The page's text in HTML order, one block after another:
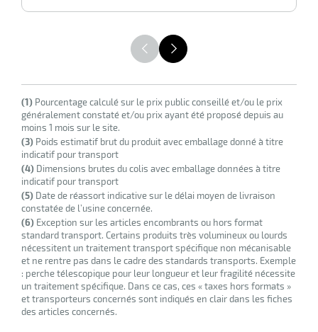
HT
(1) Pourcentage calculé sur le prix public conseillé et/ou le prix
généralement constaté et/ou prix ayant été proposé depuis au
moins 1 mois sur le site.
(3) Poids estimatif brut du produit avec emballage donné à titre
indicatif pour transport
(4) Dimensions brutes du colis avec emballage données à titre
indicatif pour transport
(5) Date de réassort indicative sur le délai moyen de livraison
constatée de l’usine concernée.
(6) Exception sur les articles encombrants ou hors format
standard transport. Certains produits très volumineux ou lourds
nécessitent un traitement transport spécifique non mécanisable
et ne rentre pas dans le cadre des standards transports. Exemple
: perche télescopique pour leur longueur et leur fragilité nécessite
un traitement spécifique. Dans ce cas, ces « taxes hors formats »
et transporteurs concernés sont indiqués en clair dans les fiches
des articles concernés.